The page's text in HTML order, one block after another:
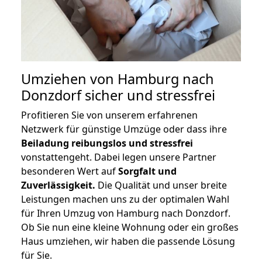
Umziehen von Hamburg nach
Donzdorfsicher und stressfrei
Profitieren Sie von unserem erfahrenen
Netzwerk für günstige Umzüge oder dass ihre
Beiladung reibungslos und stressfrei
vonstattengeht. Dabei legen unsere Partner
besonderen Wert aufSorgfalt und
Zuverlässigkeit. Die Qualität und unser breite
Leistungen machen uns zu der optimalen Wahl
für Ihren Umzug von Hamburg nach Donzdorf.
Ob Sie nun eine kleine Wohnung oder ein großes
Haus umziehen, wir haben die passende Lösung
für Sie.